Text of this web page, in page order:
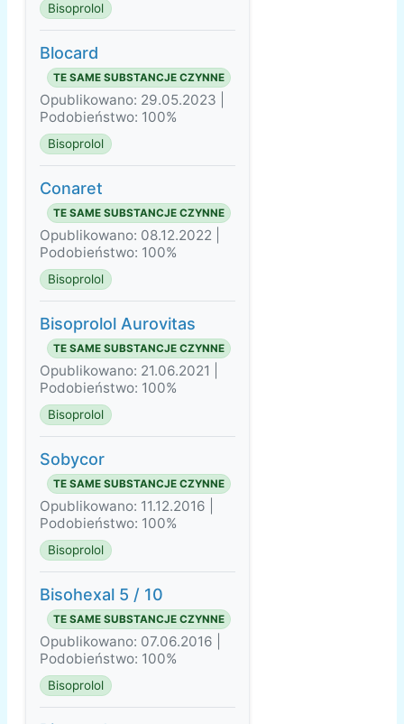
Bisoprolol
Blocard
TE SAME SUBSTANCJE CZYNNE
Opublikowano: 29.05.2023 |
Podobieństwo: 100%
Bisoprolol
Conaret
TE SAME SUBSTANCJE CZYNNE
Opublikowano: 08.12.2022 |
Podobieństwo: 100%
Bisoprolol
Bisoprolol Aurovitas
TE SAME SUBSTANCJE CZYNNE
Opublikowano: 21.06.2021 |
Podobieństwo: 100%
Bisoprolol
Sobycor
TE SAME SUBSTANCJE CZYNNE
Opublikowano: 11.12.2016 |
Podobieństwo: 100%
Bisoprolol
Bisohexal 5 / 10
TE SAME SUBSTANCJE CZYNNE
Opublikowano: 07.06.2016 |
Podobieństwo: 100%
Bisoprolol